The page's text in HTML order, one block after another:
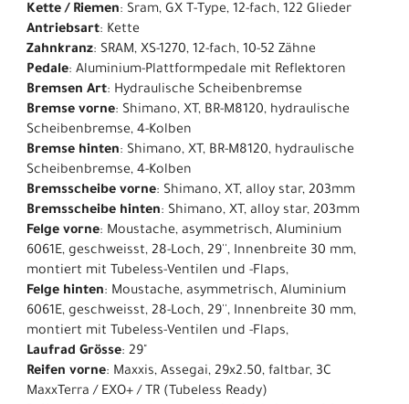
Kette / Riemen: Sram, GX T-Type, 12-fach, 122 Glieder
Antriebsart: Kette
Zahnkranz: SRAM, XS-1270, 12-fach, 10-52 Zähne
Pedale: Aluminium-Plattformpedale mit Reflektoren
Bremsen Art: Hydraulische Scheibenbremse
Bremse vorne: Shimano, XT, BR-M8120, hydraulische
Scheibenbremse, 4-Kolben
Bremse hinten: Shimano, XT, BR-M8120, hydraulische
Scheibenbremse, 4-Kolben
Bremsscheibe vorne: Shimano, XT, alloy star, 203mm
Bremsscheibe hinten: Shimano, XT, alloy star, 203mm
Felge vorne: Moustache, asymmetrisch, Aluminium
6061E, geschweisst, 28-Loch, 29'', Innenbreite 30 mm,
montiert mit Tubeless-Ventilen und -Flaps,
Felge hinten: Moustache, asymmetrisch, Aluminium
6061E, geschweisst, 28-Loch, 29'', Innenbreite 30 mm,
montiert mit Tubeless-Ventilen und -Flaps,
Laufrad Grösse: 29"
Reifen vorne: Maxxis, Assegai, 29x2.50, faltbar, 3C
MaxxTerra / EXO+ / TR (Tubeless Ready)